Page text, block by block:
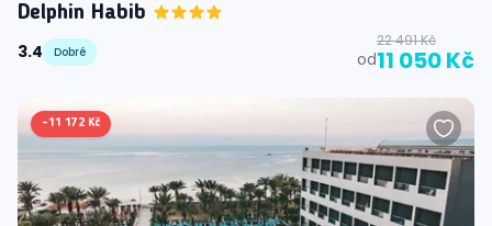
Delphin Habib
3.4
Dobré od
22 491 Kč
11 050 Kč
-11 172 Kč